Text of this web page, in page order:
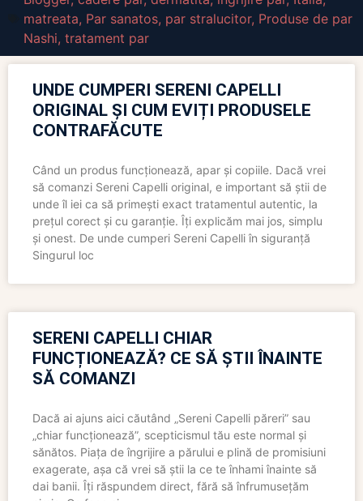
matreata, Par sanatos, par stralucitor, Produse de par
Nashi, tratament par
UNDE CUMPERI SERENI CAPELLI
ORIGINAL ȘI CUM EVIȚI PRODUSELE
CONTRAFĂCUTE
Când un produs funcționează, apar și copiile. Dacă vrei
să comanzi Sereni Capelli original, e important să știi de
unde îl iei ca să primești exact tratamentul autentic, la
prețul corect și cu garanție. Îți explicăm mai jos, simplu
și onest. De unde cumperi Sereni Capelli în siguranță
Singurul loc
SERENI CAPELLI CHIAR
FUNCȚIONEAZĂ? CE SĂ ȘTII ÎNAINTE
SĂ COMANZI
Dacă ai ajuns aici căutând „Sereni Capelli păreri” sau
„chiar funcționează”, scepticismul tău este normal și
sănătos. Piața de îngrijire a părului e plină de promisiuni
exagerate, așa că vrei să știi la ce te înhami înainte să
dai banii. Îți răspundem direct, fără să înfrumusețăm